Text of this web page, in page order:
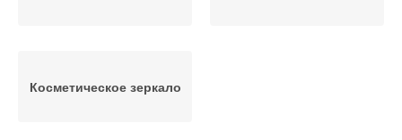
Косметическое зеркало